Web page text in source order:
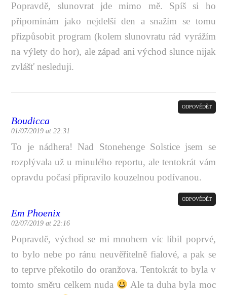
Popravdě, slunovrat jde mimo mě. Spíš si ho
připomínám jako nejdelší den a snažím se tomu
přizpůsobit program (kolem slunovratu rád vyrážím
na výlety do hor), ale západ ani východ slunce nijak
zvlášť nesleduji.
Boudicca
01/07/2019 at 22:31
ODPOVĚDĚT
To je nádhera! Nad Stonehenge Solstice jsem se
rozplývala už u minulého reportu, ale tentokrát vám
opravdu počasí připravilo kouzelnou podívanou.
Em Phoenix
02/07/2019 at 22:16
ODPOVĚDĚT
Popravdě, východ se mi mnohem víc líbil poprvé,
to bylo nebe po ránu neuvěřitelně fialové, a pak se
to teprve překotilo do oranžova. Tentokrát to byla v
tomto směru celkem nuda
Ale ta duha byla moc